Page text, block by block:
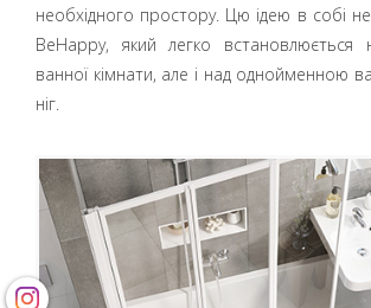
необхідного простору. Цю ідею в собі
BeHappy, який легко
ванної кімнати, але і над однойменною
ніг.